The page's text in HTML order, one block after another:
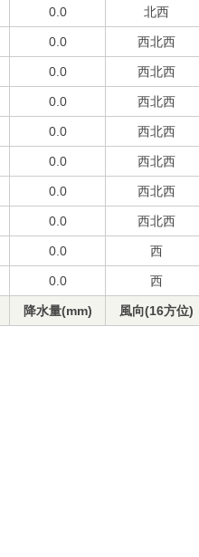
0.0 北西
0.0 西北西
0.0 西北西
0.0 西北西
0.0 西北西
0.0 西北西
0.0 西北西
0.0 西北西
0.0 西
0.0 西
降水量(mm) 風向(16方位)